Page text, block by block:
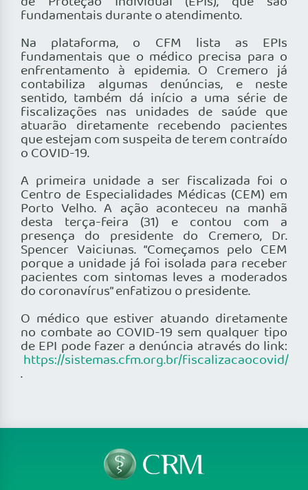
fundamentais durante o atendimento.
Na plataforma, o CFM lista as EPIs
fundamentais que o médico precisa para o
enfrentamento à epidemia. O Cremero já
contabiliza algumas denúncias, e neste
sentido, também dá início a uma série de
fiscalizações nas unidades de saúde que
atuarão diretamente recebendo pacientes
que estejam com suspeita de terem contraído
o COVID-19.
A primeira unidade a ser fiscalizada foi o
Centro de Especialidades Médicas (CEM) em
Porto Velho. A ação aconteceu na manhã
desta terça-feira (31) e contou com a
presença do presidente do Cremero, Dr.
Spencer Vaiciunas. “Começamos pelo CEM
porque a unidade já foi isolada para receber
pacientes com sintomas leves a moderados
do coronavírus” enfatizou o presidente.
O médico que estiver atuando diretamente
no combate ao COVID-19 sem qualquer tipo
de EPI pode fazer a denúncia através do link:
https://sistemas.cfm.org.br/fiscalizacaocovid/
.